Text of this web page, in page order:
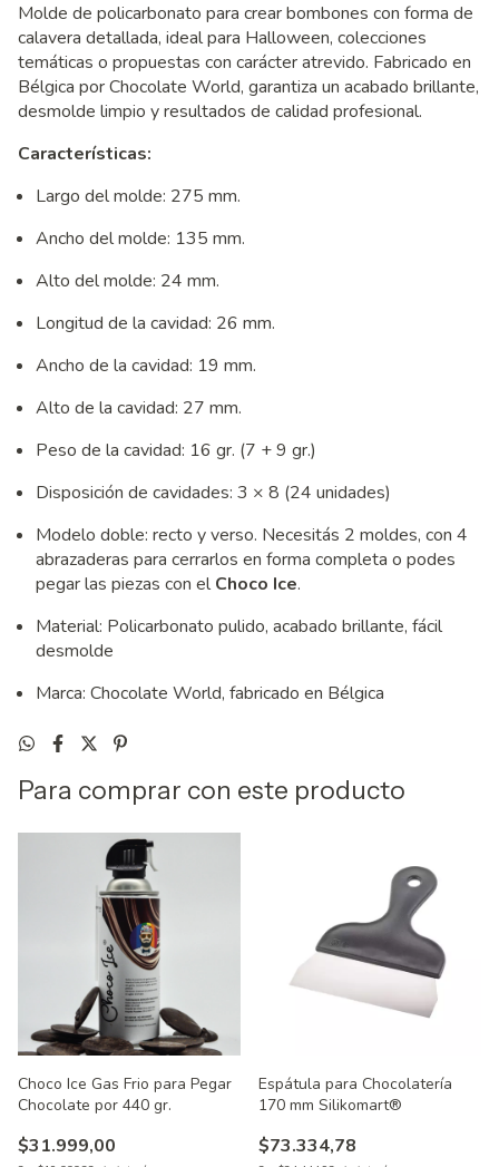
Molde de policarbonato para crear bombones con forma de
calavera detallada, ideal para Halloween, colecciones
temáticas o propuestas con carácter atrevido. Fabricado en
Bélgica por Chocolate World, garantiza un acabado brillante,
desmolde limpio y resultados de calidad profesional.
Características:
Largo del molde: 275 mm.
Ancho del molde: 135 mm.
Alto del molde: 24 mm.
Longitud de la cavidad: 26 mm.
Ancho de la cavidad: 19 mm.
Alto de la cavidad: 27 mm.
Peso de la cavidad: 16 gr. (7 + 9 gr.)
Disposición de cavidades: 3 × 8 (24 unidades)
Modelo doble: recto y verso. Necesitás 2 moldes, con 4
abrazaderas para cerrarlos en forma completa o podes
pegar las piezas con elChoco Ice.
Material: Policarbonato pulido, acabado brillante, fácil
desmolde
Marca: Chocolate World, fabricado en Bélgica
Para comprar con este producto
Choco Ice Gas Frio para Pegar
Chocolate por 440 gr.
$31.999,00
Espátula para Chocolatería
170 mm Silikomart®
$73.334,78